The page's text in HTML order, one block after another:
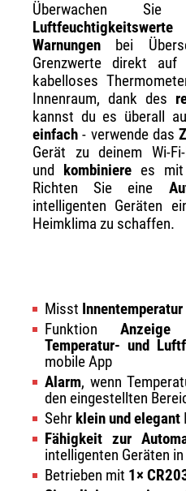
Überwachen
Luftfeuchtigkeitswerte
Warnungen bei
Grenzwerte direkt
kabelloses
Innenraum, dank des
kannst du es überall
einfach - verwende das
Gerät zu deinem Wi-
und
kombinierees mit
Richten Sie eine
intelligenten Geräten
Heimklima zu schaffen.
Misst
Funktion
Temperatur- und
mobile App
Alarm, wenn
den eingestellten
Sehr klein und elegant
Fähigkeit zur
intelligenten Geräten
Betrieben mit 1×